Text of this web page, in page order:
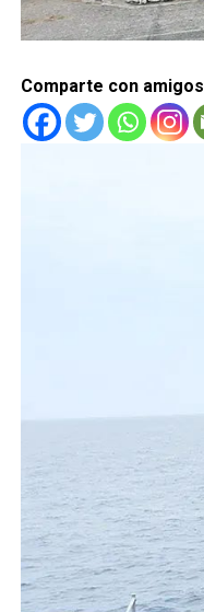
Comparte con amigos